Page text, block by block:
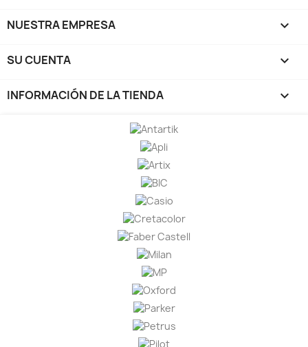
NUESTRA EMPRESA 
SU CUENTA 
INFORMACIÓN DE LA TIENDA keyboard_arrow_down